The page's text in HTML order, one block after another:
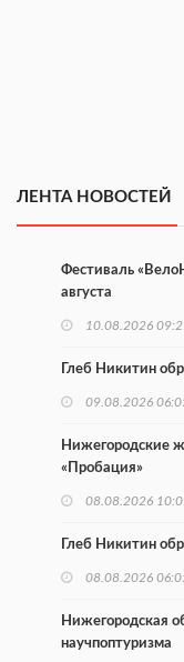
ЛЕНТА НОВОСТЕЙ
Фестиваль
августа
10.08.2026
Глеб Никитин
09.08.2026
Нижегородские
«Пробация»
08.08.2026
Глеб Никитин
08.08.2026
Нижегородская
научпоптуризма